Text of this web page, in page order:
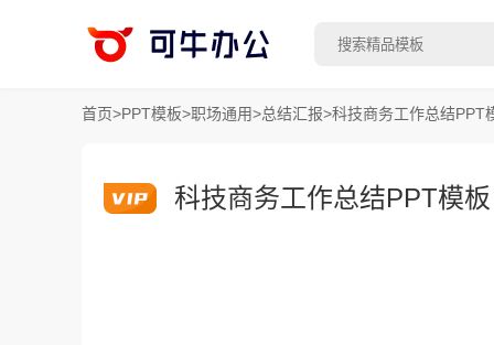
首页>PPT模板>职场通用>总结汇报>科技商务工作总结PPT
科技商务工作总结PPT模板